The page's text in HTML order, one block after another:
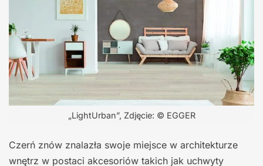
„LightUrban”, Zdjęcie: © EGGER
Czerń znów znalazła swoje miejsce w architekturze
wnętrz w postaci akcesoriów takich jak uchwyty